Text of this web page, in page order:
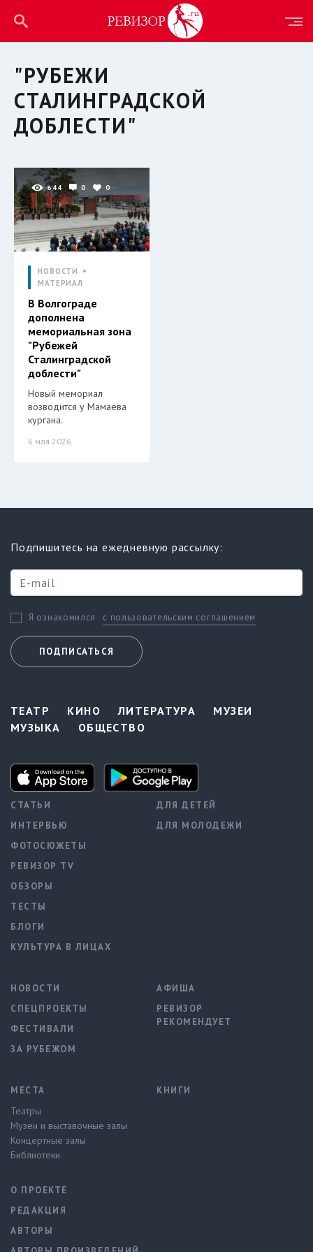
"РУБЕЖИ
СТАЛИНГРАДСКОЙ
ДОБЛЕСТИ"
644 0 0
НОВОСТИ
МАТЕРИАЛ
В Волгограде
дополнена
мемориальная зона
"Рубежей
Сталинградской
доблести"
Новый мемориал
возводится у Мамаева
кургана.
6 мая 2026
Подпишитесь на ежедневную рассылку:
Я ознакомился с пользовательским соглашением
ПОДПИСАТЬСЯ
ТЕАТР КИНО ЛИТЕРАТУРА
МУЗЕИ
МУЗЫКА
ОБЩЕСТВО
СТАТЬИ
ИНТЕРВЬЮ
ФОТОСЮЖЕТЫ
РЕВИЗОР TV
ОБЗОРЫ
ТЕСТЫ
БЛОГИ
КУЛЬТУРА В ЛИЦАХ
ДЛЯ ДЕТЕЙ
ДЛЯ МОЛОДЕЖИ
НОВОСТИ
СПЕЦПРОЕКТЫ
ФЕСТИВАЛИ
ЗА РУБЕЖОМ
АФИША
РЕВИЗОР
РЕКОМЕНДУЕТ
МЕСТА
Театры
Музеи и выставочные залы
Концертные залы
Библиотеки
КНИГИ
О ПРОЕКТЕ
РЕДАКЦИЯ
АВТОРЫ